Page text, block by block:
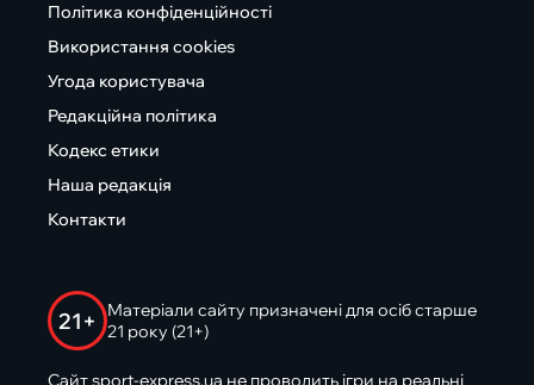
Політика конфіденційності
Використання cookies
Угода користувача
Редакційна політика
Кодекс етики
Наша редакція
Контакти
21+
Матеріали сайту призначені для осіб старше
21 року (21+)
Сайт sport-express.ua не проводить ігри на реальні